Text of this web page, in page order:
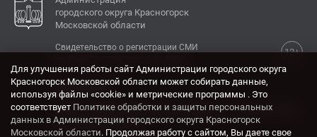
городского округа Красногорск
Московской области
12+
Свидетельство о регистрации СМИ
КОНТАКТЫ
Адрес: 143404, Московская область, г. Красногорск,
ул. Ленина, дом 4.
Для улучшения работы сайт Администрации городского округа
Красногорск Московской области может собирать данные,
используя файлы «cookie» и метрические программы . Это
соответствует Политике обработки и защиты персональных
данных в Администрации городского округа Красногорск
Московской области. Продолжая работу с сайтом, Вы даете свое